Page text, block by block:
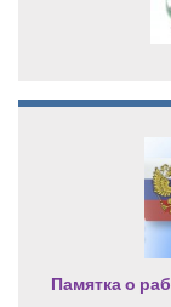
Памятка о